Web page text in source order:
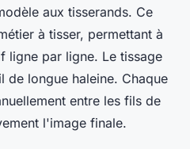
aux tisserands. Ce
à tisser, permettant à
ligne par ligne. Le tissage
de longue haleine. Chaque
entre les fils de
l'image finale.